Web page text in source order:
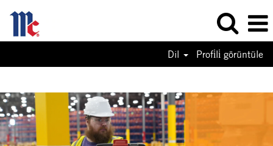
Dil Profi̇li̇ görüntüle
TR